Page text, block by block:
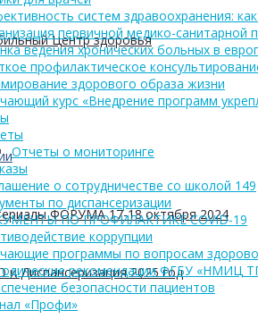
Центр здоровья
ФОРУМА 17-18 октября 2024
Диспансеризация 2025 год
систем здравоохранения:
первичной медико-
ведения хронических больных в
профилактическое
здорового образа жизни
курс «Внедрение программ
Отчеты о мониторинге
о сотрудничестве со школой 149
по диспансеризации
ПО ПРОФИЛАКТИКЕ COVID-19
коррупции
программы по вопросам
рекомендации ФГБУ «НМИЦ
безопасности пациентов
«Профи»